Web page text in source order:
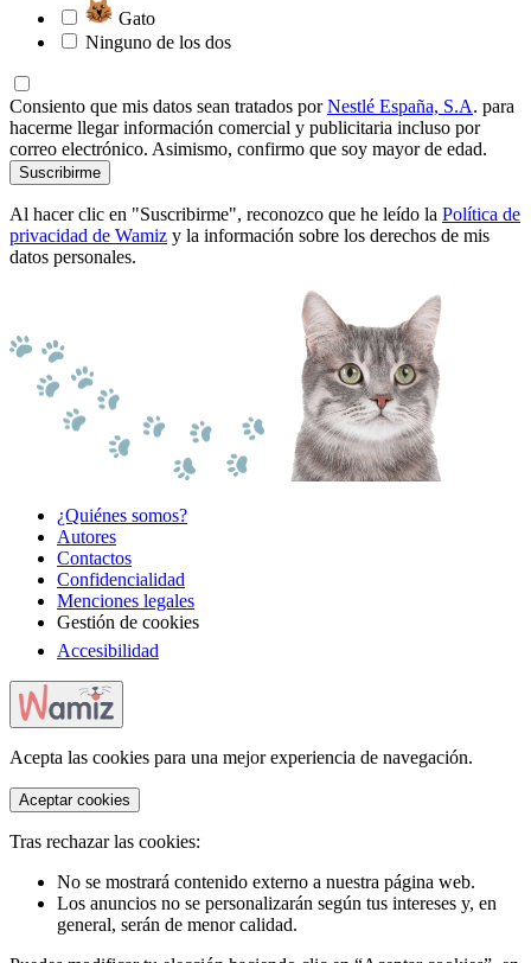
Gato
Ninguno de los dos
Consiento que mis datos sean tratados porNestlé España, S.A. para
hacerme llegar información comercial y publicitaria incluso por
correo electrónico. Asimismo, confirmo que soy mayor de edad.
Suscribirme
Al hacer clic en "Suscribirme", reconozco que he leído la Política de
privacidad de Wamiz y la información sobre los derechos de mis
datos personales.
¿Quiénes somos?
Autores
Contactos
Confidencialidad
Menciones legales
Gestión de cookies
Accesibilidad
Acepta las cookies para una mejor experiencia de navegación.
Aceptar cookies
Tras rechazar las cookies:
No se mostrará contenido externo a nuestra página web.
Los anuncios no se personalizarán según tus intereses y, en
general, serán de menor calidad.